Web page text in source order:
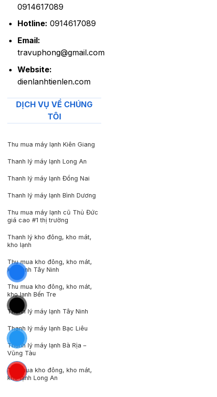
0914617089
Hotline: 0914617089
Email:
travuphong@gmail.com
Website:
dienlanhtienlen.com
DỊCH VỤ VỀ CHÚNG
TÔI
Thu mua máy lạnh Kiên Giang
Thanh lý máy lạnh Long An
Thanh lý máy lạnh Đồng Nai
Thanh lý máy lạnh Bình Dương
Thu mua máy lạnh cũ Thủ Đức
giá cao #1 thị trường
Thanh lý kho đông, kho mát,
kho lạnh
Thu mua kho đông, kho mát,
kho lạnh Tây Ninh
Thu mua kho đông, kho mát,
kho lạnh Bến Tre
Thanh lý máy lạnh Tây Ninh
Thanh lý máy lạnh Bạc Liêu
Thanh lý máy lạnh Bà Rịa –
Vũng Tàu
Thu mua kho đông, kho mát,
kho lạnh Long An